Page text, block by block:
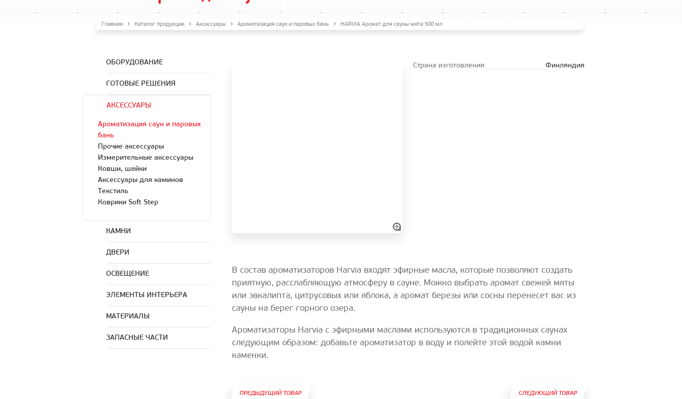
Главная Каталог продукции Аксессуары Ароматизация саун и паровых бань HARVIA Аромат для сауны мята 500 мл
ОБОРУДОВАНИЕ
ГОТОВЫЕ РЕШЕНИЯ
АКСЕССУАРЫ
Ароматизация саун и паровых
бань
Прочие аксессуары
Измерительные аксессуары
Ковши, шайки
Аксессуары для каминов
Текстиль
Коврики Soft Step
КАМНИ
ДВЕРИ
ОСВЕЩЕНИЕ
ЭЛЕМЕНТЫ ИНТЕРЬЕРА
МАТЕРИАЛЫ
ЗАПАСНЫЕ ЧАСТИ
Страна изготовления Финляндия
В состав ароматизаторов Harvia входят эфирные масла, которые позволяют создать
приятную, расслабляющую атмосферу в сауне. Можно выбрать аромат свежей мяты
или эвкалипта, цитрусовых или яблока, а аромат березы или сосны перенесет вас из
сауны на берег горного озера.
Ароматизаторы Harvia с эфирными маслами используются в традиционных саунах
следующим образом: добавьте ароматизатор в воду и полейте этой водой камни
каменки.
ПРЕДЫДУЩИЙ ТОВАР СЛЕДУЮЩИЙ ТОВАР